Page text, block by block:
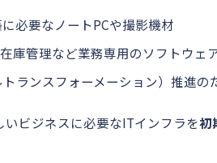
必要なノートPCや撮影機材
庫管理など業務専用のソフトウェ
ランスフォーメーション）推進の
いビジネスに必要なITインフラを初